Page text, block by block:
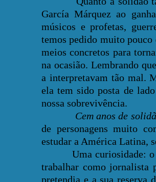
García Márquez ao
músicos e profetas,
temos pedido muito
meios concretos para
na ocasião. Lembrando
a interpretavam tão mal.
ela tem sido posta de
nossa sobrevivência.
Cem anos de
de personagens muito
estudar a América Latina,
Uma curiosidade: o
trabalhar como jornalista
pretendia e a sua reserva